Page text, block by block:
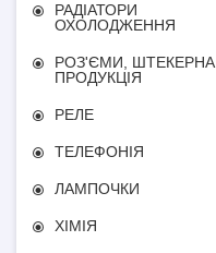
РАДІАТОРИ
ОХОЛОДЖЕННЯ
РОЗ'ЄМИ, ШТЕКЕРНА
ПРОДУКЦІЯ
РЕЛЕ
ТЕЛЕФОНІЯ
ЛАМПОЧКИ
ХІМІЯ